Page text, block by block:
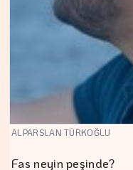
ALPARSLAN TÜRKOĞLU
Fas neyin peşinde?